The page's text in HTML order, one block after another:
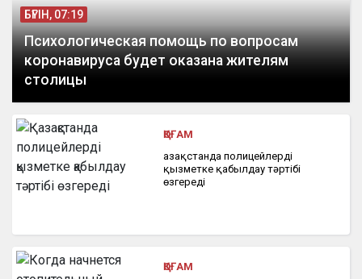
БҮГІН, 07:19
Психологическая помощь по вопросам
коронавируса будет оказана жителям
столицы
ҚОҒАМ
Қазақстанда полицейлерді
қызметке қабылдау тәртібі
өзгереді
ҚОҒАМ